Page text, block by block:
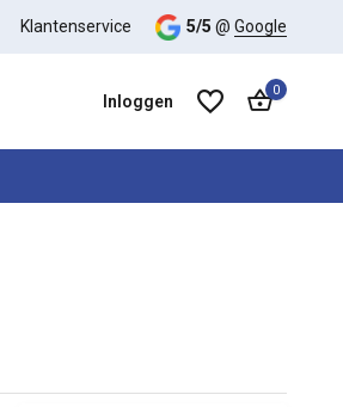
Klantenservice 5/5 @ Google
Inloggen
0